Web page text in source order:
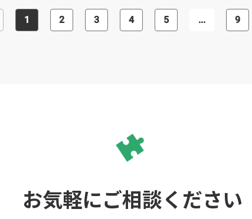
1 2 3 4 5 ... 9
お気軽にご相談ください